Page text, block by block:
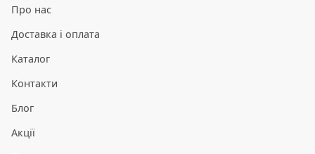
Про нас
Доставка і оплата
Каталог
Контакти
Блог
Акції